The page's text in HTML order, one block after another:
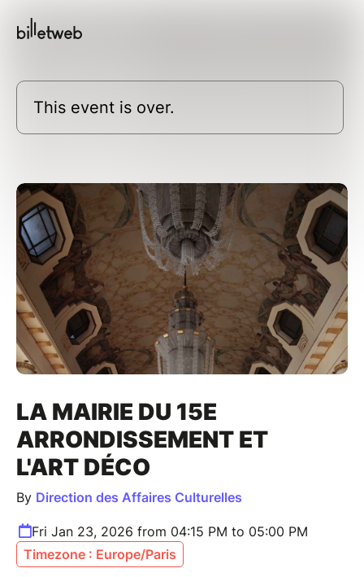
This event is over.
LA MAIRIE DU 15E
ARRONDISSEMENT ET
L'ART DÉCO
By Direction des Affaires Culturelles
Fri Jan 23, 2026 from 04:15 PM to 05:00 PM
Timezone : Europe/Paris